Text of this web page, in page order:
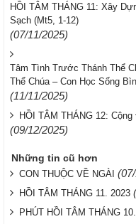
HỒI TÂM THÁNG 11: Xây
Sạch (Mt5, 1-12)
(07/11/2025)
Tâm Tình Trước Thánh Thể
Thể Chúa – Con Học Sống
(11/11/2025)
HỒI TÂM THÁNG 12:
(09/12/2025)
Những tin cũ hơn
CON THUỘC VỀ NGÀI
HỒI TÂM THÁNG 11. 2023
PHÚT HỒI TÂM THÁNG